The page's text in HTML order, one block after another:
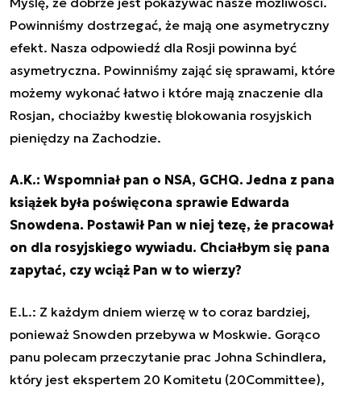
Powinniśmy dostrzegać, że mają one asymetryczny
efekt. Nasza odpowiedź dla Rosji powinna być
asymetryczna. Powinniśmy zająć się sprawami, które
możemy wykonać łatwo i które mają znaczenie dla
Rosjan, chociażby kwestię blokowania rosyjskich
pieniędzy na Zachodzie.
A.K.: Wspomniał pan o NSA, GCHQ. Jedna z pana
książek była poświęcona sprawie Edwarda
Snowdena. Postawił Pan w niej tezę, że pracował
on dla rosyjskiego wywiadu. Chciałbym się pana
zapytać, czy wciąż Pan w to wierzy?
E.L.: Z każdym dniem wierzę w to coraz bardziej,
ponieważ Snowden przebywa w Moskwie. Gorąco
panu polecam przeczytanie prac Johna Schindlera,
który jest ekspertem 20 Komitetu (20Committee),